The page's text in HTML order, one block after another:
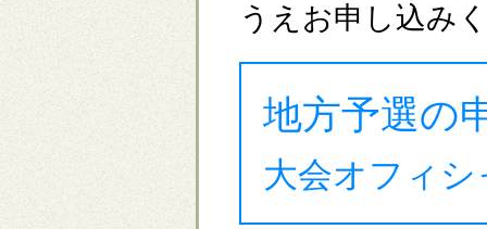
うえお申し込み
地方予選の
大会オフィ